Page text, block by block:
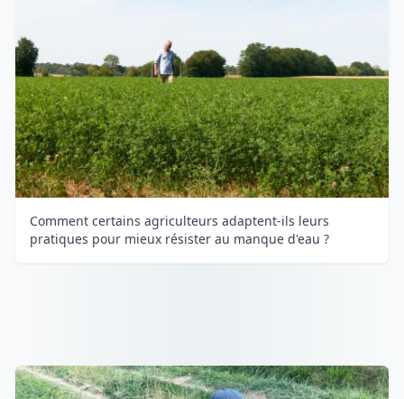
Comment certains agriculteurs adaptent-ils leurs
pratiques pour mieux résister au manque d'eau ?